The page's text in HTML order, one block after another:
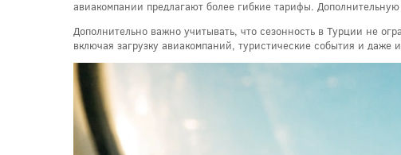
авиакомпании предлагают более гибкие тарифы.
Дополнительно важно учитывать, что сезонность в Турции не
включая загрузку авиакомпаний, туристические события и